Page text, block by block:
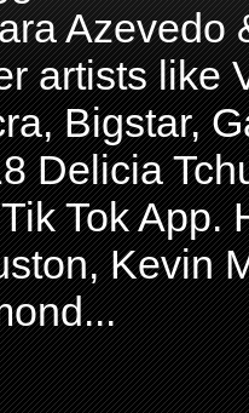
Azevedo
artists like
Bigstar,
Delicia
Tok App.
Kevin